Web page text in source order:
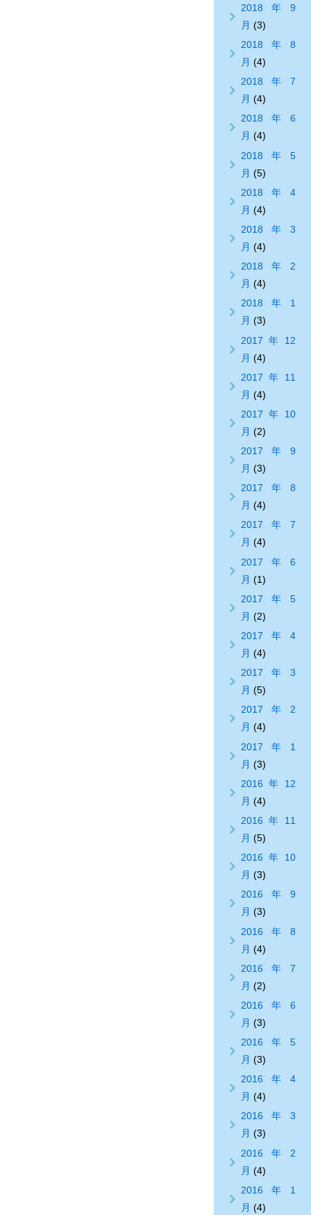
2018年9
月 (3)
2018年8
月 (4)
2018年7
月 (4)
2018年6
月 (4)
2018年5
月 (5)
2018年4
月 (4)
2018年3
月 (4)
2018年2
月 (4)
2018年1
月 (3)
2017年12
月 (4)
2017年11
月 (4)
2017年10
月 (2)
2017年9
月 (3)
2017年8
月 (4)
2017年7
月 (4)
2017年6
月 (1)
2017年5
月 (2)
2017年4
月 (4)
2017年3
月 (5)
2017年2
月 (4)
2017年1
月 (3)
2016年12
月 (4)
2016年11
月 (5)
2016年10
月 (3)
2016年9
月 (3)
2016年8
月 (4)
2016年7
月 (2)
2016年6
月 (3)
2016年5
月 (3)
2016年4
月 (4)
2016年3
月 (3)
2016年2
月 (4)
2016年1
月 (4)